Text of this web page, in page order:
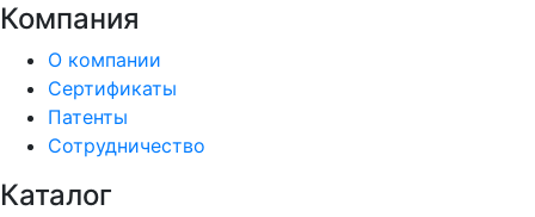
Компания
О компании
Сертификаты
Патенты
Сотрудничество
Каталог